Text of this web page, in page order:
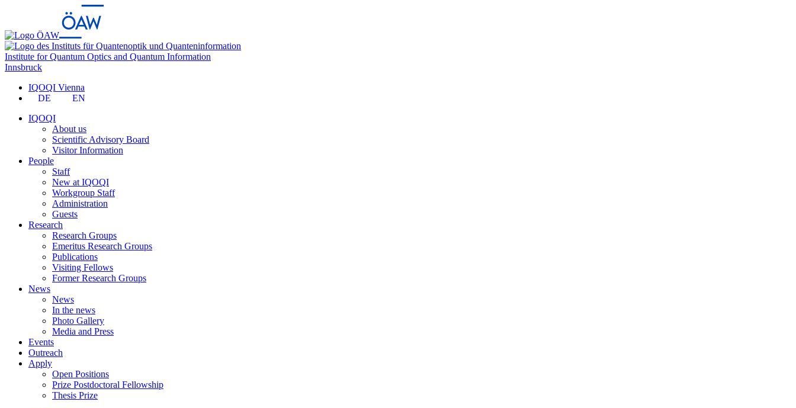
Institute for Quantum Optics and Quantum Information
Innsbruck
IQOQI Vienna
DE
EN
IQOQI
About us
Scientific Advisory Board
Visitor Information
People
Staff
New at IQOQI
Workgroup Staff
Administration
Guests
Research
Research Groups
Emeritus Research Groups
Publications
Visiting Fellows
Former Research Groups
News
News
In the news
Photo Gallery
Media and Press
Events
Outreach
Apply
Open Positions
Prize Postdoctoral Fellowship
Thesis Prize